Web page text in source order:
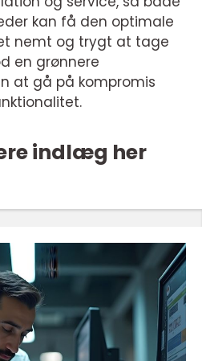
kan få den optimale
nemt og trygt at tage
en grønnere
at gå på kompromis
indlæg her